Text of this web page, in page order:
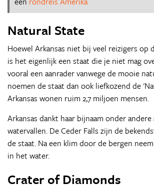
Natural State
Hoewel Arkansas niet bij veel reizigers op
is het eigenlijk een staat die je niet mag
vooral een aanrader vanwege de mooie
noemen de staat dan ook liefkozend de
Arkansas wonen ruim 2,7 miljoen mensen.
Arkansas dankt haar bijnaam onder andere
watervallen. De Ceder Falls zijn de
de staat. Na een klim door de bergen
in het water.
Crater of Diamonds